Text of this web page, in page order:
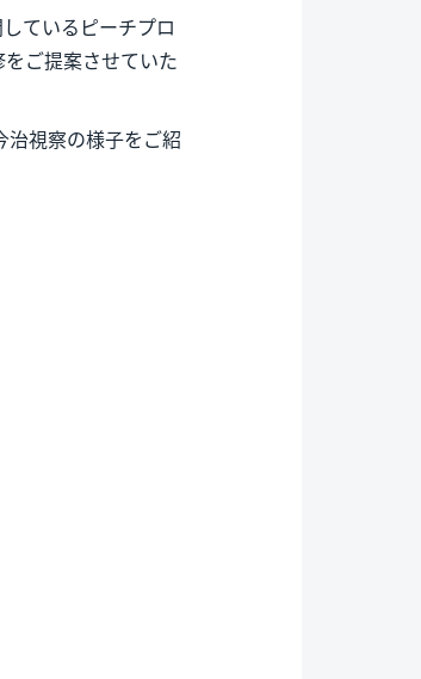
ているピーチプロ
ご提案させていた
視察の様子をご紹